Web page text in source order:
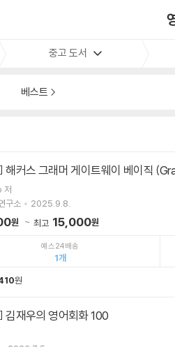
중고 도서
베스트
해커스 그래머 게이트웨이 베이직
저
구소
2025.9.8.
원 최고 15,000원
예스24배송
1
원
김재우의 영어회화 100